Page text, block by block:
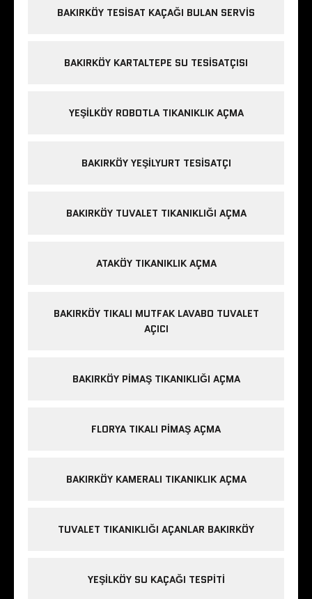
BAKIRKÖY TESISAT KAÇAĞI BULAN SERVIS
BAKIRKÖY KARTALTEPE SU TESISATÇISI
YEŞILKÖY ROBOTLA TIKANIKLIK AÇMA
BAKIRKÖY YEŞILYURT TESISATÇI
BAKIRKÖY TUVALET TIKANIKLIĞI AÇMA
ATAKÖY TIKANIKLIK AÇMA
BAKIRKÖY TIKALI MUTFAK LAVABO TUVALET
AÇICI
BAKIRKÖY PIMAŞ TIKANIKLIĞI AÇMA
FLORYA TIKALI PIMAŞ AÇMA
BAKIRKÖY KAMERALI TIKANIKLIK AÇMA
TUVALET TIKANIKLIĞI AÇANLAR BAKIRKÖY
YEŞILKÖY SU KAÇAĞI TESPITI